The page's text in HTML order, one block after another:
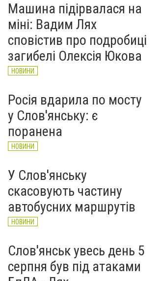
Машина підірвалася на
міні: Вадим Лях
сповістив про подробиці
загибелі Олексія Юкова
НОВИНИ
Росія вдарила по мосту
у Слов'янську: є
поранена
НОВИНИ
У Слов'янську
скасовують частину
автобусних маршрутів
НОВИНИ
Слов'янськ увесь день 5
серпня був під атаками